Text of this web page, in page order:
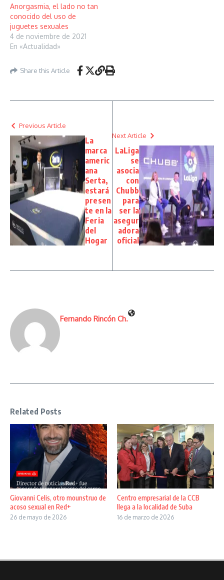
Anorgasmia, el lado no tan
conocido del uso de
juguetes sexuales
4 de noviembre de 2021
En «Actualidad»
Share this Article
Previous Article
La
marca
americ
ana
Serta,
estará
presen
te en la
Feria
del
Hogar
Next Article
LaLiga
se
asocia
con
Chubb
para
ser la
asegur
adora
oficial
Fernando Rincón Ch.
Related Posts
Giovanni Celis, otro mounstruo de
acoso sexual en Red+
26 de mayo de 2026
Centro empresarial de la CCB
llega a la localidad de Suba
16 de marzo de 2026